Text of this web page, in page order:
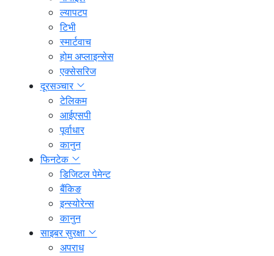
ल्यापटप
टिभी
स्मार्टवाच
होम अप्लाइन्सेस
एक्सेसरिज
दूरसञ्चार
टेलिकम
आईएसपी
पूर्वाधार
कानुन
फिनटेक
डिजिटल पेमेन्ट
बैंकिङ
इन्स्योरेन्स
कानुन
साइबर सुरक्षा
अपराध